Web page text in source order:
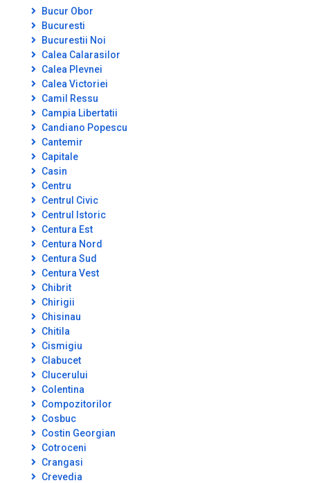
Bucur Obor
Bucuresti
Bucurestii Noi
Calea Calarasilor
Calea Plevnei
Calea Victoriei
Camil Ressu
Campia Libertatii
Candiano Popescu
Cantemir
Capitale
Casin
Centru
Centrul Civic
Centrul Istoric
Centura Est
Centura Nord
Centura Sud
Centura Vest
Chibrit
Chirigii
Chisinau
Chitila
Cismigiu
Clabucet
Clucerului
Colentina
Compozitorilor
Cosbuc
Costin Georgian
Cotroceni
Crangasi
Crevedia